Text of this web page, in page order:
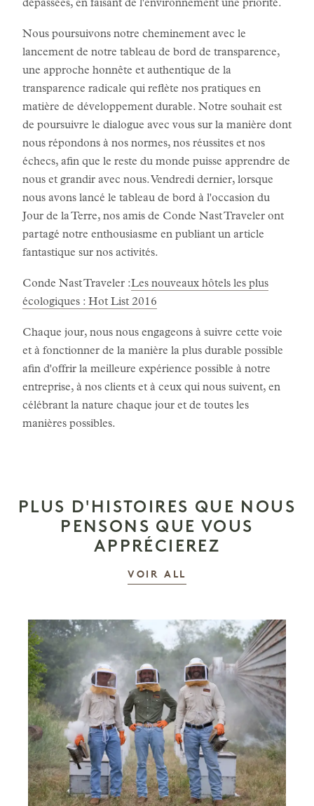
dépassées, en faisant de l'environnement une priorité.
Nous poursuivons notre cheminement avec le
lancement de notre tableau de bord de transparence,
une approche honnête et authentique de la
transparence radicale qui reflète nos pratiques en
matière de développement durable. Notre souhait est
de poursuivre le dialogue avec vous sur la manière dont
nous répondons à nos normes, nos réussites et nos
échecs, afin que le reste du monde puisse apprendre de
nous et grandir avec nous. Vendredi dernier, lorsque
nous avons lancé le tableau de bord à l'occasion du
Jour de la Terre, nos amis de Conde Nast Traveler ont
partagé notre enthousiasme en publiant un article
fantastique sur nos activités.
Conde Nast Traveler :Les nouveaux hôtels les plus
écologiques : Hot List 2016
Chaque jour, nous nous engageons à suivre cette voie
et à fonctionner de la manière la plus durable possible
afin d'offrir la meilleure expérience possible à notre
entreprise, à nos clients et à ceux qui nous suivent, en
célébrant la nature chaque jour et de toutes les
manières possibles.
PLUS D'HISTOIRES QUE NOUS
PENSONS QUE VOUS
APPRÉCIEREZ
VOIR ALL